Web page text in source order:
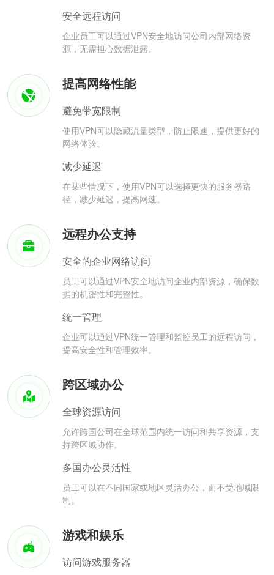
安全远程访问
企业员工可以通过VPN安全地访问公司内部网络资
源，无需担心数据泄露。
提高网络性能
避免带宽限制
使用VPN可以隐藏流量类型，防止限速，提供更好的
网络体验。
减少延迟
在某些情况下，使用VPN可以选择更快的服务器路
径，减少延迟，提高网速。
远程办公支持
安全的企业网络访问
员工可以通过VPN安全地访问企业内部资源，确保数
据的机密性和完整性。
统一管理
企业可以通过VPN统一管理和监控员工的远程访问，
提高安全性和管理效率。
跨区域办公
全球资源访问
允许跨国公司在全球范围内统一访问和共享资源，支
持跨区域协作。
多国办公灵活性
员工可以在不同国家或地区灵活办公，而不受地域限
制。
游戏和娱乐
访问游戏服务器